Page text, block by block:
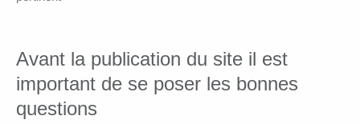
Avant la publication du site il est
important de se poser les bonnes
questions